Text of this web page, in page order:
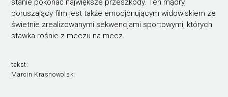
stanie pokonać największe przeszkody. Ten mądry,
poruszający film jest także emocjonującym widowiskiem ze
świetnie zrealizowanymi sekwencjami sportowymi, których
stawka rośnie z meczu na mecz.
tekst:
Marcin Krasnowolski